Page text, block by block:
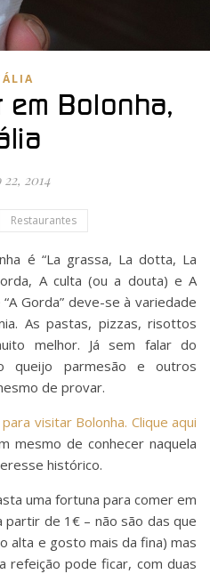
em Bolonha,
2014
Restaurantes
A culta (ou a douta) e A
Gorda” deve-se à variedade
As pastas, pizzas, risottos
melhor. Já sem falar do
queijo parmesão e outros
de provar.
para visitar Bolonha. Clique aqui
mesmo de conhecer naquela
histórico.
uma fortuna para comer em
partir de 1€ – não são das que
alta e gosto mais da fina) mas
refeição pode ficar, com duas